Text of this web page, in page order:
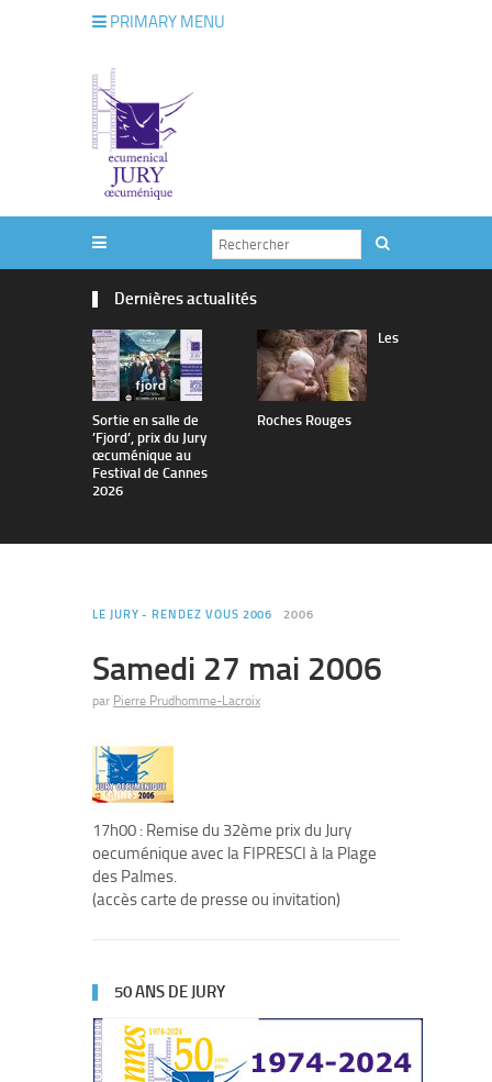
PRIMARY MENU
Dernières actualités
Sortie en salle de
’Fjord’, prix du Jury
œcuménique au
Festival de Cannes
2026
Les
Roches Rouges
LE JURY - RENDEZ VOUS 2006 2006
Samedi 27 mai 2006
par Pierre Prudhomme-Lacroix
17h00 : Remise du 32ème prix du Jury
oecuménique avec la FIPRESCI à la Plage
des Palmes.
(accès carte de presse ou invitation)
50 ANS DE JURY